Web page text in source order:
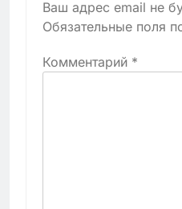
Ваш адрес email не
Обязательные поля
Комментарий *